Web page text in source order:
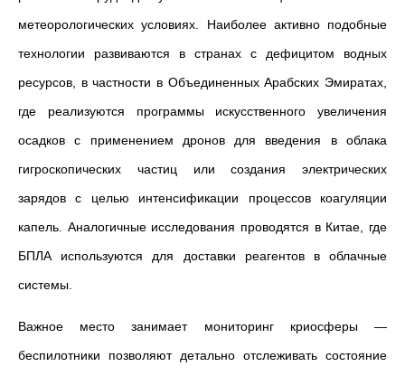
метеорологических условиях. Наиболее активно подобные
технологии развиваются в странах с дефицитом водных
ресурсов, в частности в Объединенных Арабских Эмиратах,
где реализуются программы искусственного увеличения
осадков с применением дронов для введения в облака
гигроскопических частиц или создания электрических
зарядов с целью интенсификации процессов коагуляции
капель. Аналогичные исследования проводятся в Китае, где
БПЛА используются для доставки реагентов в облачные
системы.
Важное место занимает мониторинг криосферы —
беспилотники позволяют детально отслеживать состояние